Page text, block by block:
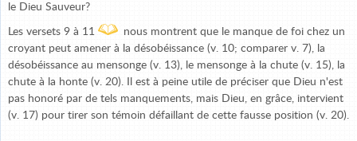
le Dieu Sauveur?
Les versets 9 à 11
nous montrent que le manque de foi chez un
croyant peut amener à la désobéissance (v. 10; comparer v. 7), la
désobéissance au mensonge (v. 13), le mensonge à la chute (v. 15), la
chute à la honte (v. 20). Il est à peine utile de préciser que Dieu n'est
pas honoré par de tels manquements, mais Dieu, en grâce, intervient
(v. 17) pour tirer son témoin défaillant de cette fausse position (v. 20).